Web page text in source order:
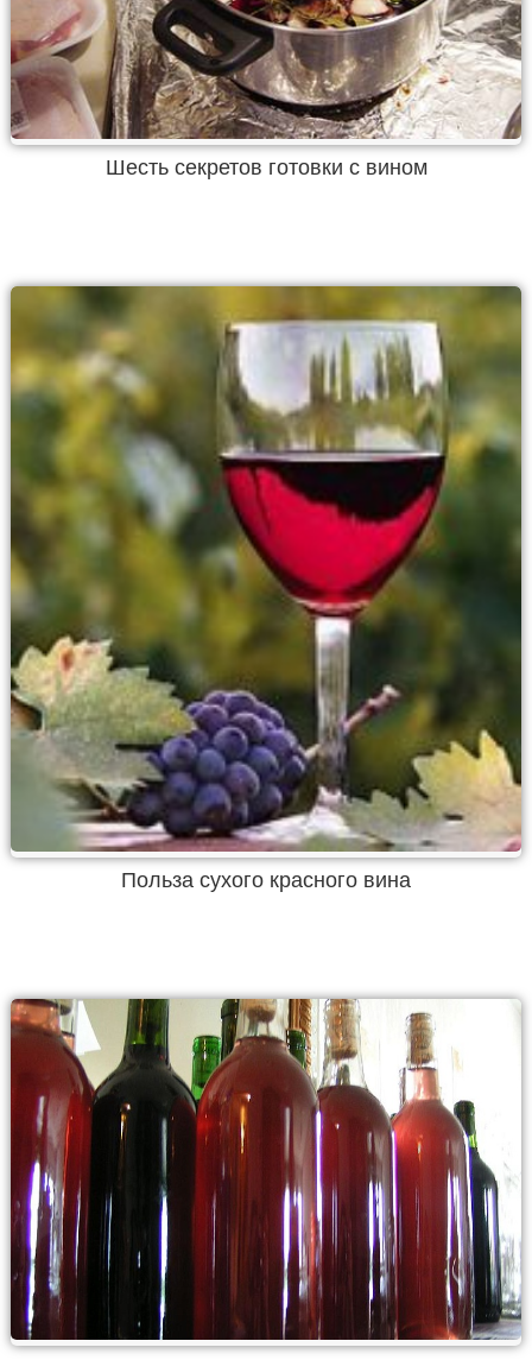
Шесть секретов готовки с вином
Польза сухого красного вина